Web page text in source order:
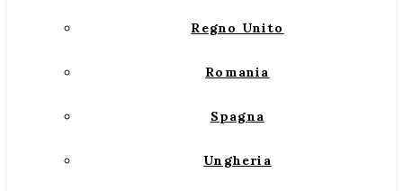
Regno Unito
Romania
Spagna
Ungheria